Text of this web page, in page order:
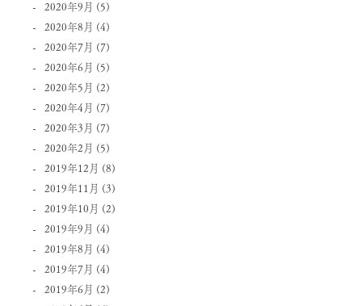
2020年9月 (5)
2020年8月 (4)
2020年7月 (7)
2020年6月 (5)
2020年5月 (2)
2020年4月 (7)
2020年3月 (7)
2020年2月 (5)
2019年12月 (8)
2019年11月 (3)
2019年10月 (2)
2019年9月 (4)
2019年8月 (4)
2019年7月 (4)
2019年6月 (2)